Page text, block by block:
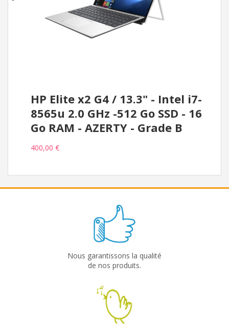
HP Elite x2 G4 / 13.3" - Intel i7-
8565u 2.0 GHz -512 Go SSD - 16
Go RAM - AZERTY - Grade B
400,00 €
Nous garantissons la qualité
de nos produits.